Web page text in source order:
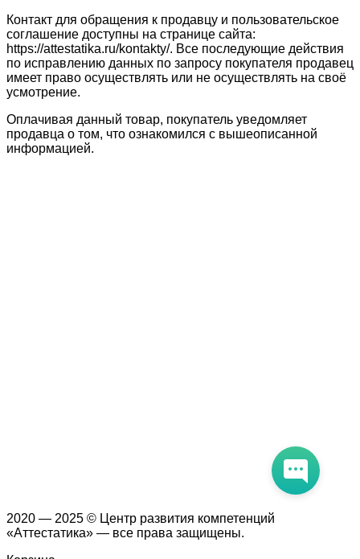
Контакт для обращения к продавцу и пользовательское
соглашение доступны на странице сайта:
https://attestatika.ru/kontakty/. Все последующие действия
по исправлению данных по запросу покупателя продавец
имеет право осуществлять или не осуществлять на своё
усмотрение.
Оплачивая данный товар, покупатель уведомляет
продавца о том, что ознакомился с вышеописанной
информацией.
Лицензия на образовательную деятельность Л035-01247-
2020 — 2025 © Центр развития компетенций
«Аттестатика» — все права защищены.